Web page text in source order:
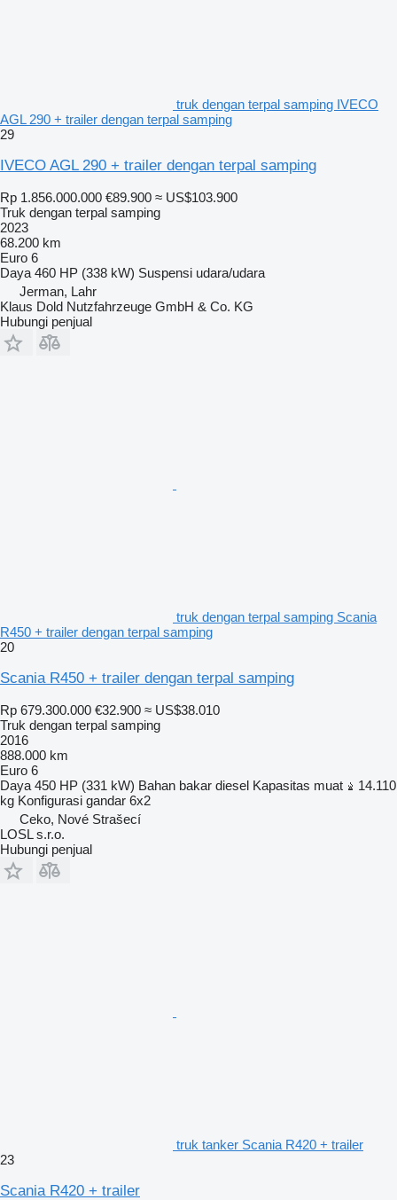
truk dengan terpal samping IVECO
AGL 290 + trailer dengan terpal samping
29
IVECO AGL 290 + trailer dengan terpal samping
Rp 1.856.000.000 €89.900 ≈ US$103.900
Truk dengan terpal samping
2023
68.200 km
Euro 6
Daya 460 HP (338 kW) Suspensi udara/udara
Jerman, Lahr
Klaus Dold Nutzfahrzeuge GmbH & Co. KG
Hubungi penjual
truk dengan terpal samping Scania
R450 + trailer dengan terpal samping
20
Scania R450 + trailer dengan terpal samping
Rp 679.300.000 €32.900 ≈ US$38.010
Truk dengan terpal samping
2016
888.000 km
Euro 6
Daya 450 HP (331 kW) Bahan bakar diesel Kapasitas muat
14.110
kg Konfigurasi gandar 6x2
Ceko, Nové Strašecí
LOSL s.r.o.
Hubungi penjual
truk tanker Scania R420 + trailer
23
Scania R420 + trailer